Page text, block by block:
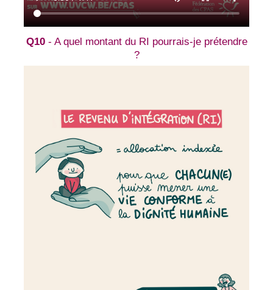
Q10- A quel montant du RI pourrais-je prétendre
?